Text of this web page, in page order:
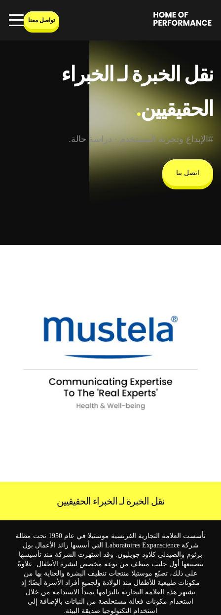
content
تواصل معنا
نقل الخبرة لـ الخبراء
الحقيقيين.
#الإبداع وتجربة المستخدم · دراسة حالة.
اتصل بنا
نقل الخبرة لـ الخبراء الحقيقيين
تأسست العلامة التجارية الفرنسية موستيلا في عام 1950 تحت مظلة
شركة Laboratoires Expanscience التي أسسها رائد الأعمال بول
برثوم والصيدلي كلاود جويليون. وقد اشتهرت الشركة منذ تأسيسها
بتصنيعها أول حليب منظف من نوعه مخصص لبشرة الأطفال. علاوةً
على ذلك، تصنّع موستيلا منتجات تنظيف البشرة والعناية بها من
مكونات طبيعية للأطفال منذ الولادة ولجميع أفراد الأسرة أيضًا؛ إذ
تشتهر هذه العلامة التجارية بالتزامها بمبدأ الاستدامة من خلال
استخدام مكونات فعالة مستخلصة من النباتات بالإضافة إلى
استخدام التكنولوجيا صديقة البيئة.